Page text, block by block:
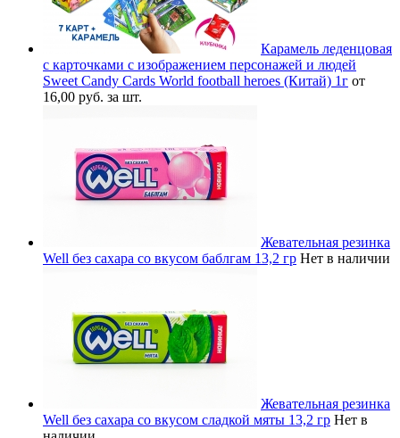
Карамель леденцовая
с карточками с изображением персонажей и людей
Sweet Candy Cards World football heroes (Китай) 1г от
16,00 руб. за шт.
Жевательная резинка
Well без сахара со вкусом баблгам 13,2 гр Нет в наличии
Жевательная резинка
Well без сахара со вкусом сладкой мяты 13,2 гр Нет в